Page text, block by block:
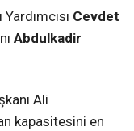
Cevdet
Abdulkadir
Ali
kapasitesini en